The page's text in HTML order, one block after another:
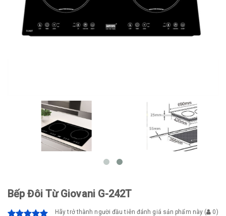
Bếp Đôi Từ Giovani G-242T
Hãy trở thành người đầu tiên đánh giá sản phẩm này ( 0)